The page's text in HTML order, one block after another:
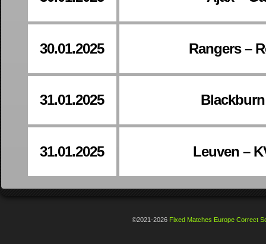
30.01.2025 Rangers –
31.01.2025
31.01.2025 Leuven –
©2021-2026 Fixed Matches Europe Correct